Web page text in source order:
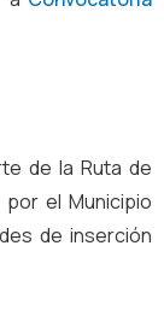
de la Ruta de
por el Municipio
de inserción